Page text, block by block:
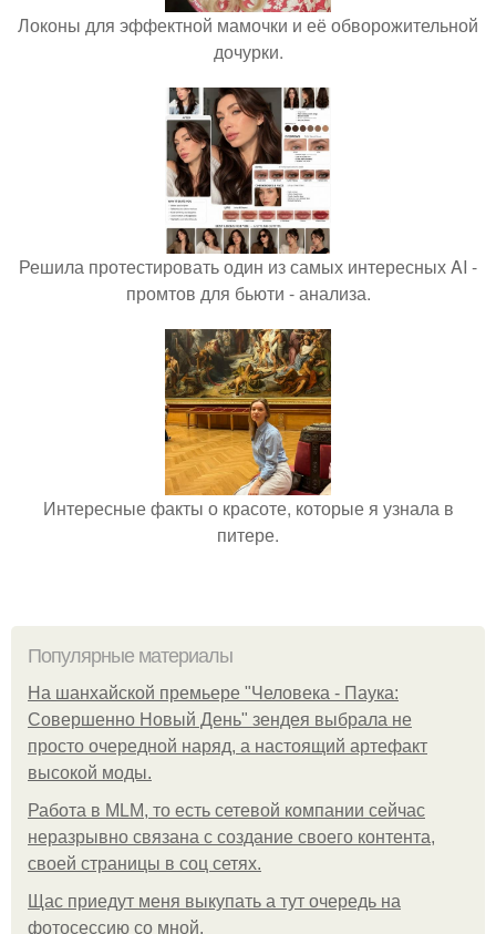
Локоны для эффектной мамочки и её обворожительной
дочурки.
Решила протестировать один из самых интересных AI -
промтов для бьюти - анализа.
Интересные факты о красоте, которые я узнала в
питере.
Популярные материалы
На шанхайской премьере "Человека - Паука:
Совершенно Новый День" зендея выбрала не
просто очередной наряд, а настоящий артефакт
высокой моды.
Работа в MLM, то есть сетевой компании сейчас
неразрывно связана с создание своего контента,
своей страницы в соц сетях.
Щас приедут меня выкупать а тут очередь на
фотосессию со мной.